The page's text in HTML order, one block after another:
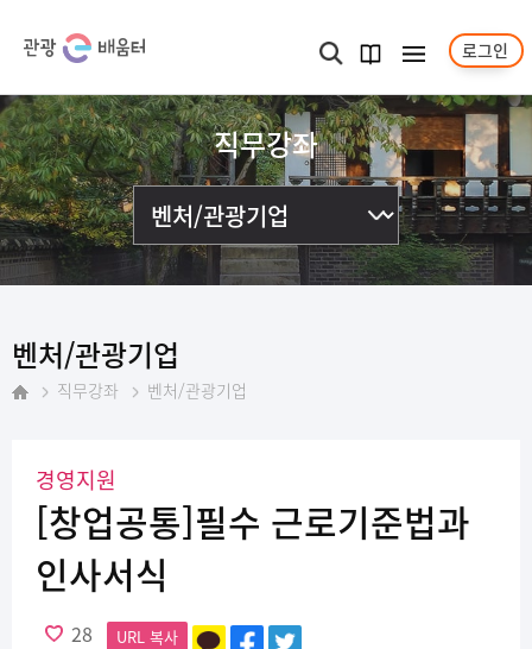
검색
과정
안내서
메뉴보기 로그인
직무강좌
벤처/관광기업
직무강좌 벤처/관광기업
경영지원
[창업공통]필수 근로기준법과
인사서식
28 URL 복사